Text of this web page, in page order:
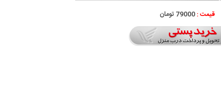
قیمت :79000 تومان